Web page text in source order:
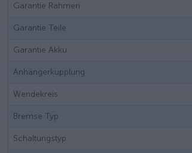
Garantie Rahmen
Garantie Teile
Garantie Akku
Anhängerkupplung
Wendekreis
Bremse Typ
Schaltungstyp